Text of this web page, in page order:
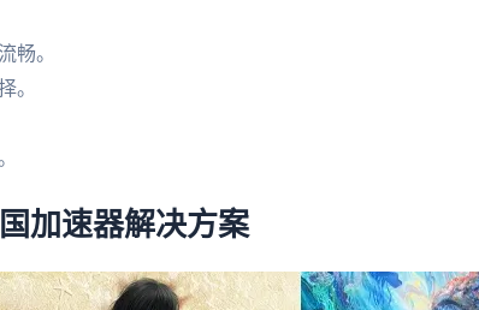
畅。
。
加速器解决方案